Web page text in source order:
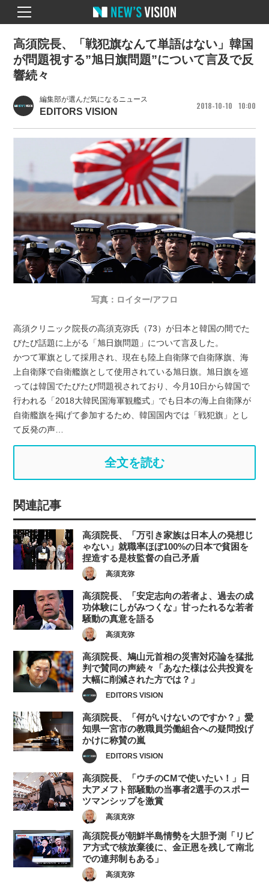
編集部が選んだ気になるニュース
EDITORS VISION
2018 10 10 10 00
高須院長、「戦犯旗なんて単語はない」韓国
が問題視する”旭日旗問題”について言及で反
響続々
写真：ロイター/アフロ
高須クリニック院長の高須克弥氏（73）が日本と韓国の間でた
びたび話題に上がる「旭日旗問題」について言及した。
かつて軍旗として採用され、現在も陸上自衛隊で自衛隊旗、海
上自衛隊で自衛艦旗として使用されている旭日旗。旭日旗を巡
っては韓国でたびたび問題視されており、今月10日から韓国で
行われる「2018大韓民国海軍観艦式」でも日本の海上自衛隊が
自衛艦旗を掲げて参加するため、韓国国内では「戦犯旗」とし
て反発の声…
全文を読む
関連記事
高須院長、「万引き家族は日本人の発想じ
ゃない」就職率ほぼ100%の日本で貧困を
捏造する是枝監督の自己矛盾
高須克弥
高須院長、「安定志向の若者よ、過去の成
功体験にしがみつくな」甘ったれるな若者
騒動の真意を語る
高須克弥
高須院長、鳩山元首相の災害対応論を猛批
判で賛同の声続々「あなた様は公共投資を
大幅に削減された方では？」
EDITORS VISION
高須院長、「何がいけないのですか？」愛
知県一宮市の教職員労働組合への疑問投げ
かけに称賛の嵐
EDITORS VISION
高須院長、「ウチのCMで使いたい！」日
大アメフト部騒動の当事者2選手のスポー
ツマンシップを激賞
高須克弥
高須院長が朝鮮半島情勢を大胆予測「リビ
ア方式で核放棄後に、金正恩を残して南北
での連邦制もある」
高須克弥